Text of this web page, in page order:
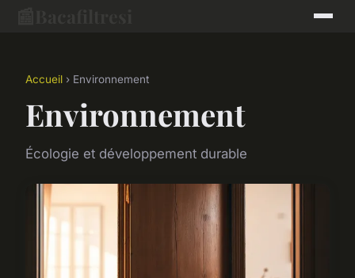
Accueil › Environnement
Environnement
Écologie et développement durable